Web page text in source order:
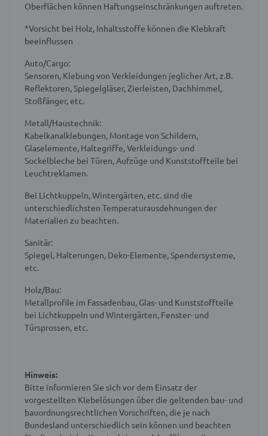
Oberflächen können Haftungseinschränkungen auftreten.
*Vorsicht bei Holz, Inhaltsstoffe können die Klebkraft
beeinflussen
Auto/Cargo:
Sensoren, Klebung von Verkleidungen jeglicher Art, z.B.
Reflektoren, Spiegelgläser, Zierleisten, Dachhimmel,
Stoßfänger, etc.
Metall/Haustechnik:
Kabelkanalklebungen, Montage von Schildern,
Glaselemente, Haltegriffe, Verkleidungs- und
Sockelbleche bei Türen, Aufzüge und Kunststoffteile bei
Leuchtreklamen.
Bei Lichtkuppeln, Wintergärten, etc. sind die
unterschiedlichsten Temperaturausdehnungen der
Materialien zu beachten.
Sanitär:
Spiegel, Halterungen, Deko-Elemente, Spendersysteme,
etc.
Holz/Bau:
Metallprofile im Fassadenbau, Glas- und Kunststoffteile
bei Lichtkuppeln und Wintergärten, Fenster- und
Türsprossen, etc.
Hinweis:
Bitte informieren Sie sich vor dem Einsatz der
vorgestellten Klebelösungen über die geltenden bau- und
bauordnungsrechtlichen Vorschriften, die je nach
Bundesland unterschiedlich sein können und beachten